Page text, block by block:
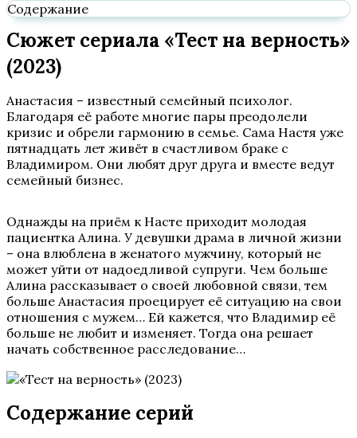
Содержание
Сюжет сериала «Тест на верность»
(2023)
Анастасия – известный семейный психолог.
Благодаря её работе многие пары преодолели
кризис и обрели гармонию в семье. Сама Настя уже
пятнадцать лет живёт в счастливом браке с
Владимиром. Они любят друг друга и вместе ведут
семейный бизнес.
Однажды на приём к Насте приходит молодая
пациентка Алина. У девушки драма в личной жизни
– она влюблена в женатого мужчину, который не
может уйти от надоедливой супруги. Чем больше
Алина рассказывает о своей любовной связи, тем
больше Анастасия проецирует её ситуацию на свои
отношения с мужем… Ей кажется, что Владимир её
больше не любит и изменяет. Тогда она решает
начать собственное расследование…
Содержание серий